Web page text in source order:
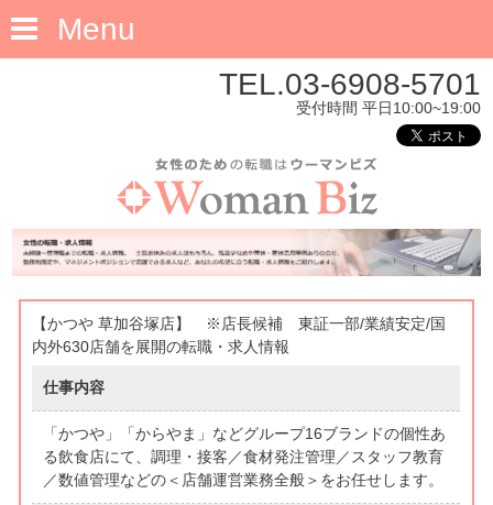
Menu
TEL.03-6908-5701
受付時間 平日10:00~19:00
【かつや 草加谷塚店】 ※店長候補 東証一部/業績安定/国
内外630店舗を展開の転職・求人情報
仕事内容
「かつや」「からやま」などグループ16ブランドの個性あ
る飲食店にて、調理・接客／食材発注管理／スタッフ教育
／数値管理などの＜店舗運営業務全般＞をお任せします。